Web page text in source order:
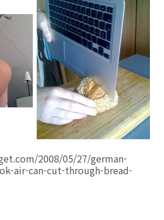
2008/05/27/german-
air-can-cut-through-bread-